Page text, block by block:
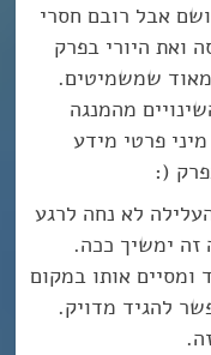
אבל רובם חסרי
ואת היורי בפרק
שמשמיטים.
מהמנגה
פרטי מידע
(:
לא נחה לרגע
ימשיך ככה.
ומסיים אותו במקום
להגיד מדויק.